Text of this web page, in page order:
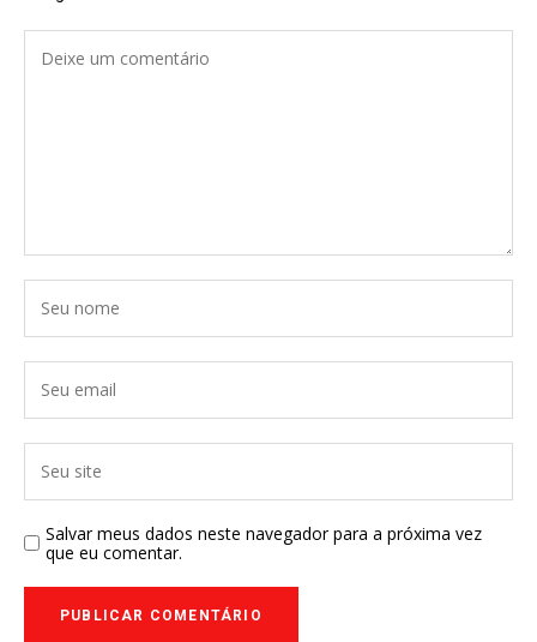
Salvar meus dados neste navegador para a próxima vez
que eu comentar.